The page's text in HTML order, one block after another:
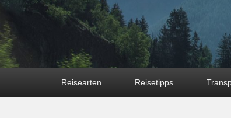
Reisearten Reisetipps